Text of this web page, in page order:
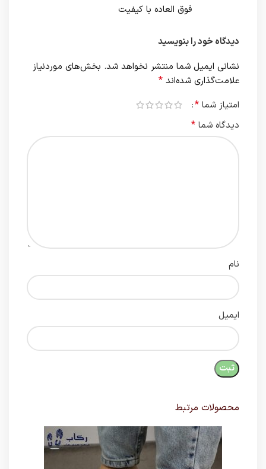
فوق العاده با کیفیت
دیدگاه خود را بنویسید
نشانی ایمیل شما منتشر نخواهد شد. بخش‌های موردنیاز
علامت‌گذاری شده‌اند *
امتیاز شما *
دیدگاه شما *
نام
ایمیل
محصولات مرتبط